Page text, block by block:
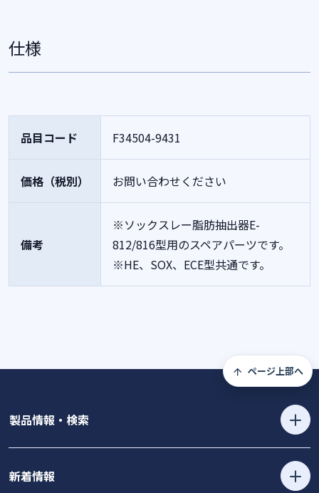
仕様
品目コード F34504-9431
価格（税別） お問い合わせください
備考
※ソックスレー脂肪抽出器E-
812/816型用のスペアパーツです。
※HE、SOX、ECE型共通です。
ページ上部へ
製品情報・検索
新着情報